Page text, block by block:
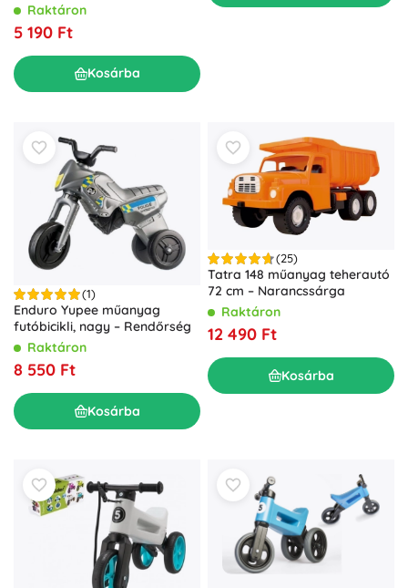
Raktáron
5 190 Ft
Kosárba
(1)
Enduro Yupee műanyag
futóbicikli, nagy – Rendőrség
Raktáron
8 550 Ft
Kosárba
(25)
Tatra 148 műanyag teherautó
72 cm – Narancssárga
Raktáron
12 490 Ft
Kosárba